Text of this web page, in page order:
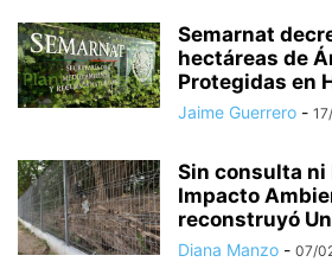
Semarnat
hectáreas de
Protegidas en
Jaime Guerrero -
Sin consulta
Impacto
reconstruyó
Diana Manzo - 07/